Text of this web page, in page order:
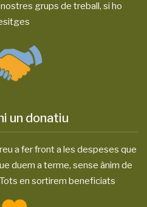
grups de treball, si ho
un donatiu
a fer front a les despeses que
duem a terme, sense ànim de
en sortirem beneficiats